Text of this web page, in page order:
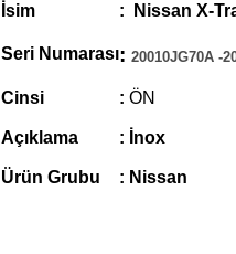
İsim : Nissan X-
Seri Numarası: 20010JG70A -
Cinsi : ÖN
Açıklama : İnox
Ürün Grubu : Nissan